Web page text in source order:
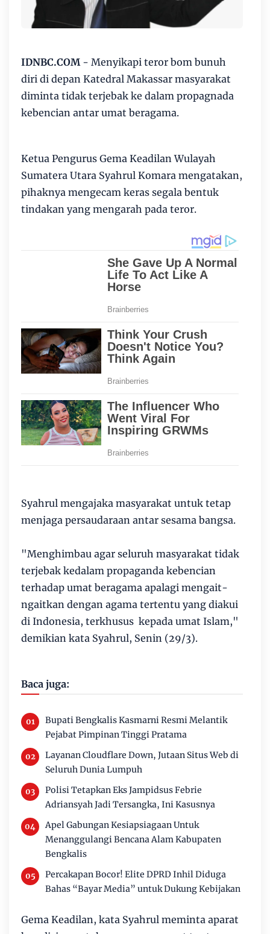
IDNBC.COM- Menyikapi teror bom bunuh
diri di depan Katedral Makassar masyarakat
diminta tidak terjebak ke dalam propagnada
kebencian antar umat beragama.
Ketua Pengurus Gema Keadilan Wulayah
Sumatera Utara Syahrul Komara mengatakan,
pihaknya mengecam keras segala bentuk
tindakan yang mengarah pada teror.
Syahrul mengajaka masyarakat untuk tetap
menjaga persaudaraan antar sesama bangsa.
"Menghimbau agar seluruh masyarakat tidak
terjebak kedalam propaganda kebencian
terhadap umat beragama apalagi mengait-
ngaitkan dengan agama tertentu yang diakui
di Indonesia, terkhusus kepada umat Islam,"
demikian kata Syahrul, Senin (29/3).
Baca juga:
Bupati Bengkalis Kasmarni Resmi Melantik
Pejabat Pimpinan Tinggi Pratama
Layanan Cloudflare Down, Jutaan Situs Web di
Seluruh Dunia Lumpuh
Polisi Tetapkan Eks Jampidsus Febrie
Adriansyah Jadi Tersangka, Ini Kasusnya
Apel Gabungan Kesiapsiagaan Untuk
Menanggulangi Bencana Alam Kabupaten
Bengkalis
Percakapan Bocor! Elite DPRD Inhil Diduga
Bahas “Bayar Media” untuk Dukung Kebijakan
Gema Keadilan, kata Syahrul meminta aparat